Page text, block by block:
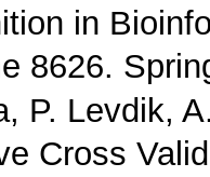
in
8626.
P. Levdik,
Cross